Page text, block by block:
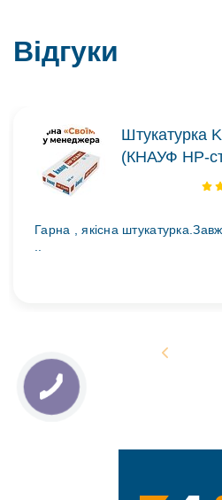
Відгуки
Штукатурка
(КНАУФ НР-
Гарна , якісна
..